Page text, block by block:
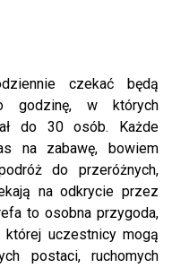
czekać będą
godzinę, w których
do 30 osób. Każde
na zabawę, bowiem
do przeróżnych,
na odkrycie przez
to osobna przygoda,
której uczestnicy mogą
postaci, ruchomych